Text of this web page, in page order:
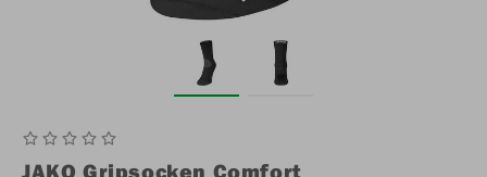
JAKO Gripsocken Comfort